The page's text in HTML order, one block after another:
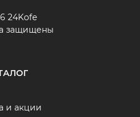
24Kofe
защищены
и акции